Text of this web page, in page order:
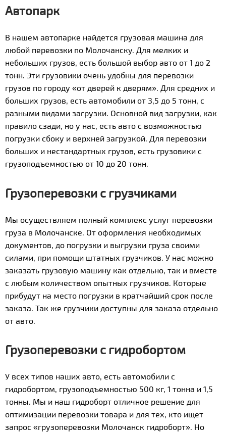
Автопарк
В нашем автопарке найдется грузовая машина для
любой перевозки по Молочанску. Для мелких и
небольших грузов, есть большой выбор авто от 1 до 2
тонн. Эти грузовики очень удобны для перевозки
грузов по городу «от дверей к дверям». Для средних и
больших грузов, есть автомобили от 3,5 до 5 тонн, с
разными видами загрузки. Основной вид загрузки, как
правило сзади, но у нас, есть авто с возможностью
погрузки сбоку и верхней загрузкой. Для перевозки
больших и нестандартных грузов, есть грузовики с
грузоподъемностью от 10 до 20 тонн.
Грузоперевозки с грузчиками
Мы осуществляем полный комплекс услуг перевозки
груза в Молочанске. От оформления необходимых
документов, до погрузки и выгрузки груза своими
силами, при помощи штатных грузчиков. У нас можно
заказать грузовую машину как отдельно, так и вместе
с любым количеством опытных грузчиков. Которые
прибудут на место погрузки в кратчайший срок после
заказа. Так же грузчики доступны для заказа отдельно
от авто.
Грузоперевозки с гидробортом
У всех типов наших авто, есть автомобили с
гидробортом, грузоподъемностью 500 кг, 1 тонна и 1,5
тонны. Мы и наш гидроборт отличное решение для
оптимизации перевозки товара и для тех, кто ищет
запрос «грузоперевозки Молочанск гидроборт». Но